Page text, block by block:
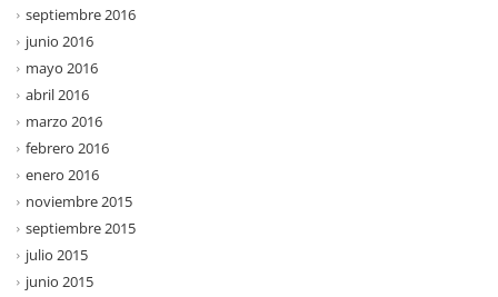
septiembre 2016
junio 2016
mayo 2016
abril 2016
marzo 2016
febrero 2016
enero 2016
noviembre 2015
septiembre 2015
julio 2015
junio 2015